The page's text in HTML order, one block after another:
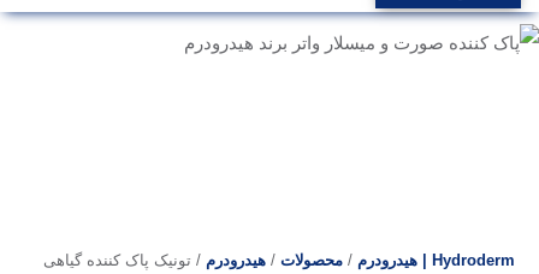
Hydroderm | هیدرودرم / محصولات / هیدرودرم / تونيک پاک كننده گیاهی